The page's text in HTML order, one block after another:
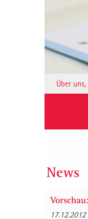
Über
News
17.12.2012